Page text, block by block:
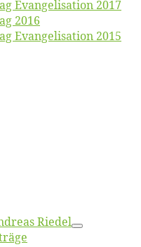
Evan­ge­li­sa­ti­on 2017
2016
Evan­ge­li­sa­ti­on 2015
Riedel